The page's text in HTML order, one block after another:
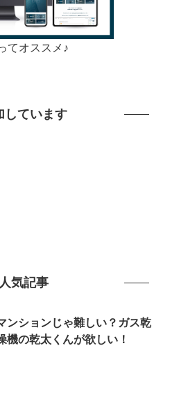
てオススメ♪
しています
人気記事
ンションじゃ難しい？ガス乾
機の乾太くんが欲しい！